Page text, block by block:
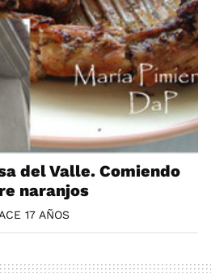
del Valle. Comiendo
naranjos
17 AÑOS